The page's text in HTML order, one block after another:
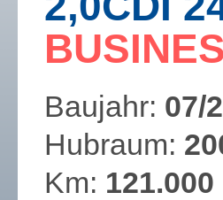
Baujahr: 07/
Hubraum:
Km: 121.000